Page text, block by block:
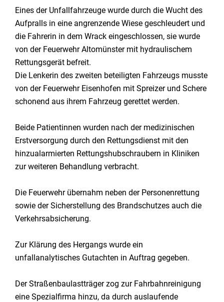
Eines der Unfallfahrzeuge wurde durch die Wucht des
Aufpralls in eine angrenzende Wiese geschleudert und
die Fahrerin in dem Wrack eingeschlossen, sie wurde
von der Feuerwehr Altomünster mit hydraulischem
Rettungsgerät befreit.
Die Lenkerin des zweiten beteiligten Fahrzeugs musste
von der Feuerwehr Eisenhofen mit Spreizer und Schere
schonend aus ihrem Fahrzeug gerettet werden.
Beide Patientinnen wurden nach der medizinischen
Erstversorgung durch den Rettungsdienst mit den
hinzualarmierten Rettungshubschraubern in Kliniken
zur weiteren Behandlung verbracht.
Die Feuerwehr übernahm neben der Personenrettung
sowie der Sicherstellung des Brandschutzes auch die
Verkehrsabsicherung.
Zur Klärung des Hergangs wurde ein
unfallanalytisches Gutachten in Auftrag gegeben.
Der Straßenbaulastträger zog zur Fahrbahnreinigung
eine Spezialfirma hinzu, da durch auslaufende